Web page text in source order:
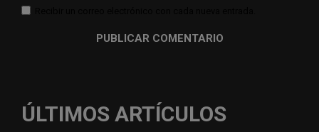
ÚLTIMOS ARTÍCULOS